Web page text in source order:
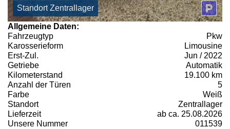
Standort Zentrallager
Allgemeine Daten:
Fahrzeugtyp
Pkw
Karosserieform
Limousine
Erst-Zul.
Jun / 2022
Getriebe
Automatik
Kilometerstand
19.100 km
Anzahl der Türen
5
Farbe
Weiß
Standort
Zentrallager
Lieferzeit
ab ca. 25.08.2026
Unsere Nummer
011539